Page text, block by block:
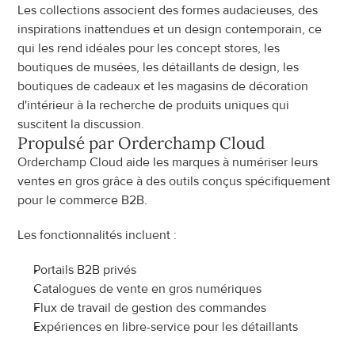
Les collections associent des formes audacieuses, des
inspirations inattendues et un design contemporain, ce
qui les rend idéales pour les concept stores, les
boutiques de musées, les détaillants de design, les
boutiques de cadeaux et les magasins de décoration
d'intérieur à la recherche de produits uniques qui
suscitent la discussion.
Propulsé par Orderchamp Cloud
Orderchamp Cloud aide les marques à numériser leurs
ventes en gros grâce à des outils conçus spécifiquement
pour le commerce B2B.
Les fonctionnalités incluent :
Portails B2B privés
Catalogues de vente en gros numériques
Flux de travail de gestion des commandes
Expériences en libre-service pour les détaillants